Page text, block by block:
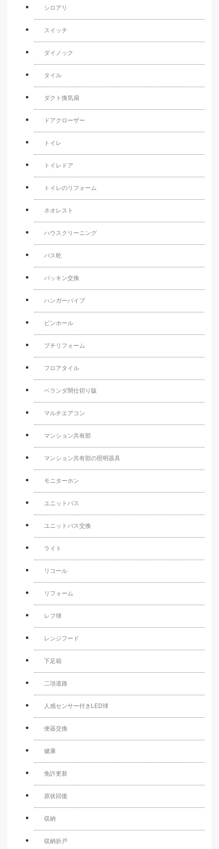
シロアリ
スイッチ
ダイノック
タイル
ダクト換気扇
ドアクローザー
トイレ
トイレドア
トイレのリフォーム
ネオレスト
ハウスクリーニング
バス乾
パッキン交換
ハンガーパイプ
ピンホール
プチリフォーム
フロアタイル
ベランダ間仕切り版
マルチエアコン
マンション共有部
マンション共有部の照明器具
モニターホン
ユニットバス
ユニットバス交換
ライト
リコール
リフォーム
レフ球
レンジフード
下足箱
二項道路
人感センサー付きLED球
便器交換
健康
免許更新
原状回復
収納
収納折戸